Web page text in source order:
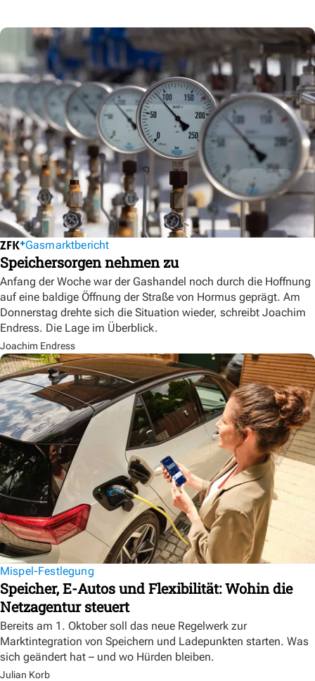
Gasmarktbericht
Speichersorgen nehmen zu
Anfang der Woche war der Gashandel noch durch die Hoffnung
auf eine baldige Öffnung der Straße von Hormus geprägt. Am
Donnerstag drehte sich die Situation wieder, schreibt Joachim
Endress. Die Lage im Überblick.
Joachim Endress
Mispel-Festlegung
Speicher, E-Autos und Flexibilität: Wohin die
Netzagentur steuert
Bereits am 1. Oktober soll das neue Regelwerk zur
Marktintegration von Speichern und Ladepunkten starten. Was
sich geändert hat – und wo Hürden bleiben.
Julian Korb